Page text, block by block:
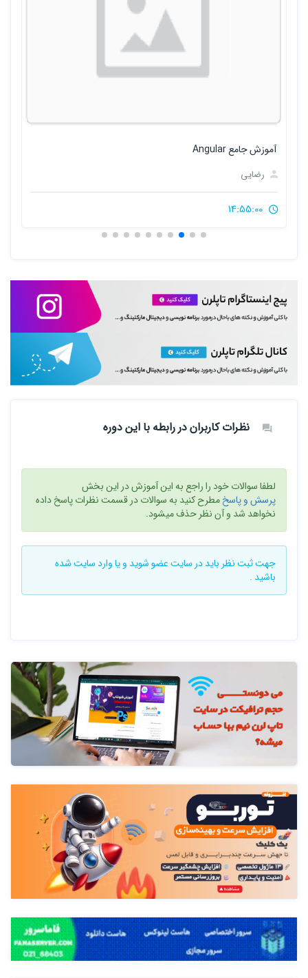
آموزش Design Pattern ها در سی شارپ
رضایی
12:30:00
نظرات کاربران در رابطه با این دوره
لطفا سوالات خود را راجع به این آموزش در این بخش
پرسش و پاسخمطرح کنید به سوالات در قسمت نظرات پاسخ داده
نخواهد شد و آن نظر حذف میشود.
جهت ثبت نظر باید در سایتعضو شوید و یاوارد سایتشده
باشید .